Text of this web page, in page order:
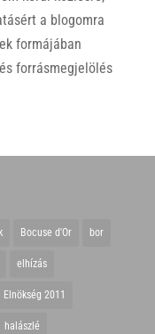
a blogomra
formájában
forrásmegjelölés
Bocuse d'Or bor
elhízás
Elnökség 2011
halászlé